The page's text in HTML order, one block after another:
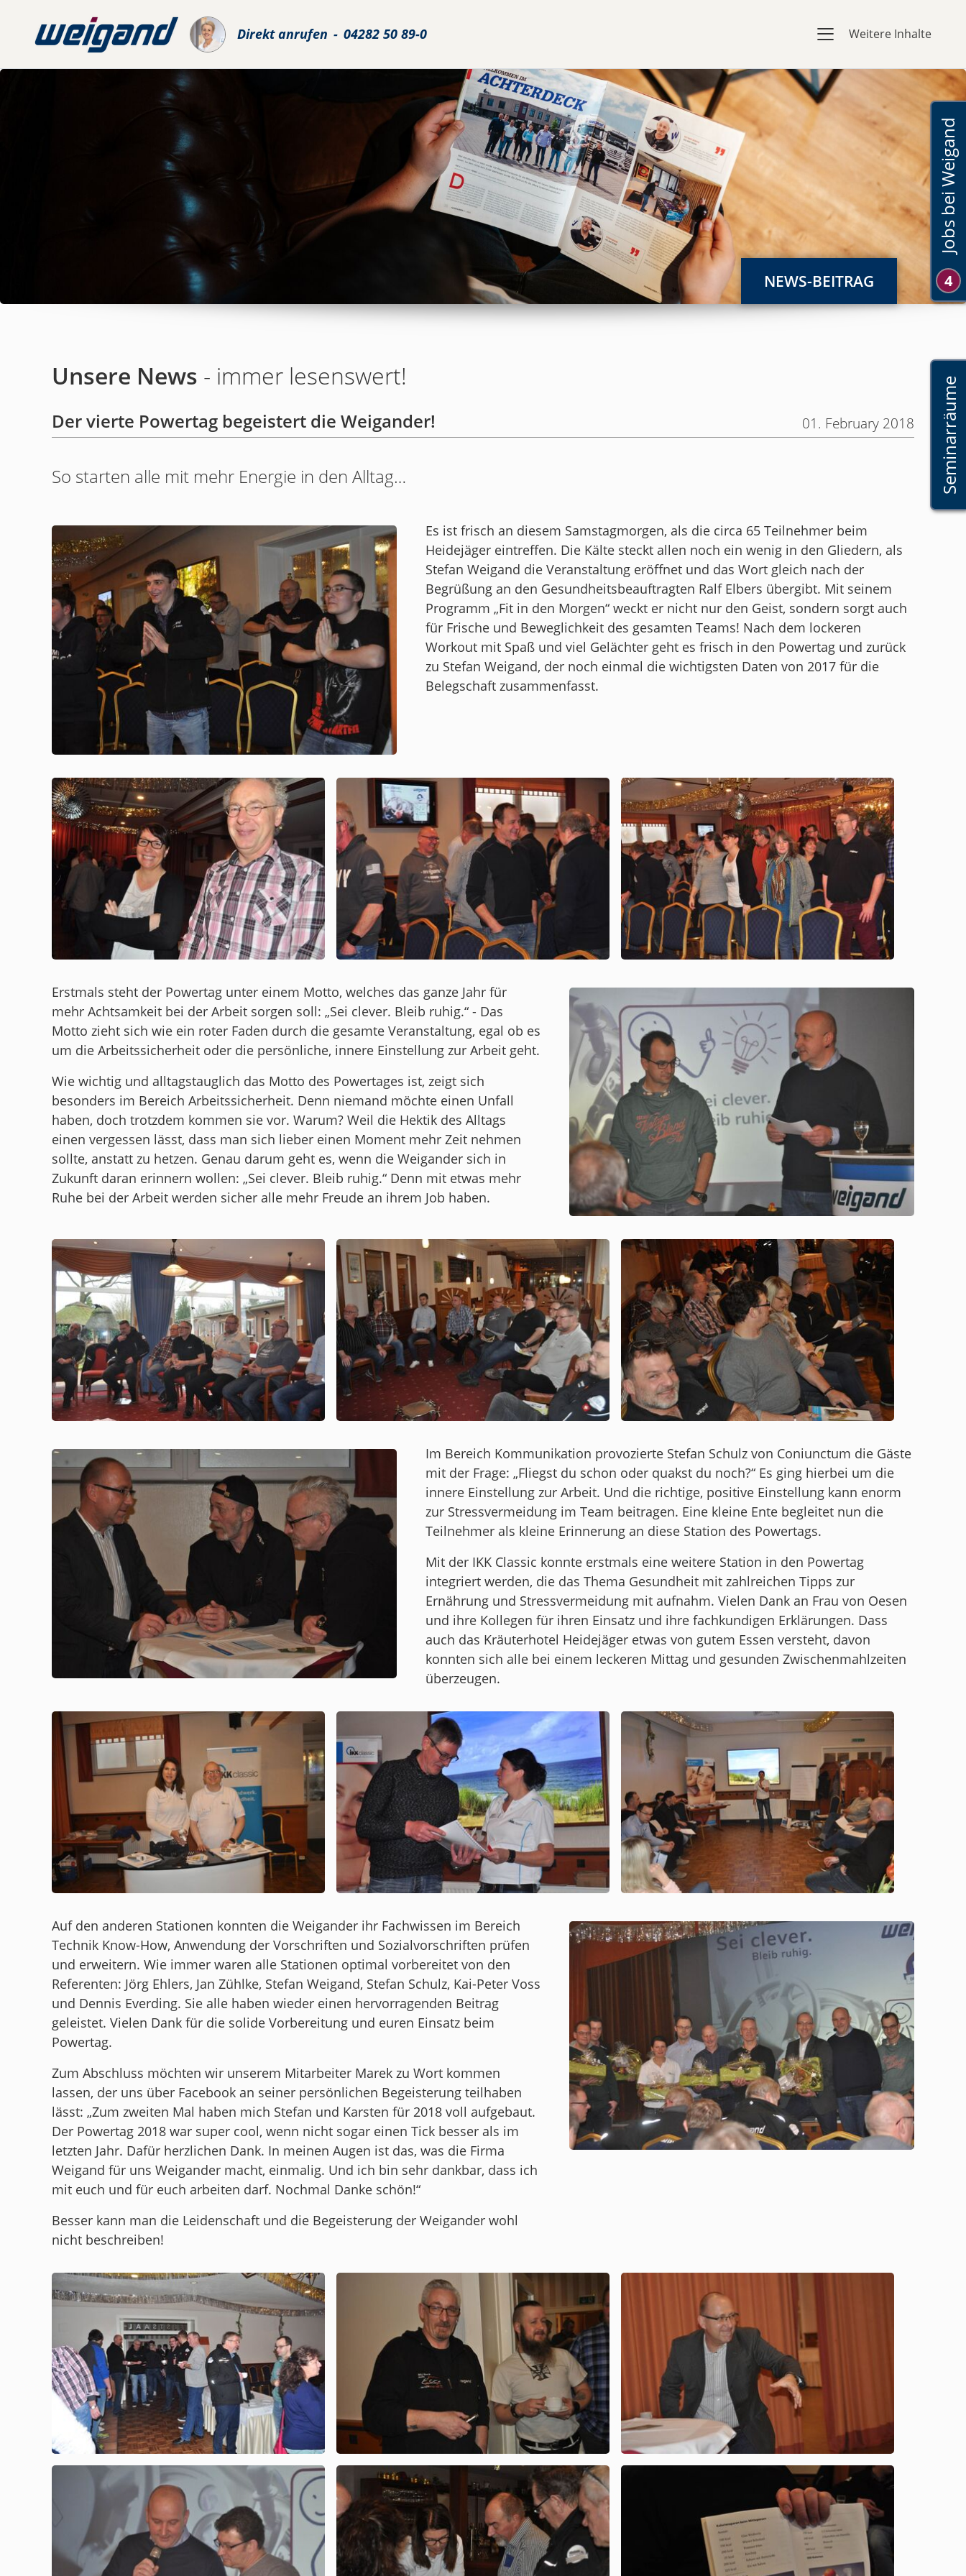
Direkt anrufen - 04282 50 89-0 Weitere Inhalte
NEWS-BEITRAG
Jobs bei Weigand
4
Seminarräume
Unsere News - immer lesenswert!
Der vierte Powertag begeistert die Weigander! 01. February 2018
So starten alle mit mehr Energie in den Alltag…
Es ist frisch an diesem Samstagmorgen, als die circa 65 Teilnehmer beim
Heidejäger eintreffen. Die Kälte steckt allen noch ein wenig in den Gliedern, als
Stefan Weigand die Veranstaltung eröffnet und das Wort gleich nach der
Begrüßung an den Gesundheitsbeauftragten Ralf Elbers übergibt. Mit seinem
Programm „Fit in den Morgen“ weckt er nicht nur den Geist, sondern sorgt auch
für Frische und Beweglichkeit des gesamten Teams! Nach dem lockeren
Workout mit Spaß und viel Gelächter geht es frisch in den Powertag und zurück
zu Stefan Weigand, der noch einmal die wichtigsten Daten von 2017 für die
Belegschaft zusammenfasst.
Erstmals steht der Powertag unter einem Motto, welches das ganze Jahr für
mehr Achtsamkeit bei der Arbeit sorgen soll: „Sei clever. Bleib ruhig.“ - Das
Motto zieht sich wie ein roter Faden durch die gesamte Veranstaltung, egal ob es
um die Arbeitssicherheit oder die persönliche, innere Einstellung zur Arbeit geht.
Wie wichtig und alltagstauglich das Motto des Powertages ist, zeigt sich
besonders im Bereich Arbeitssicherheit. Denn niemand möchte einen Unfall
haben, doch trotzdem kommen sie vor. Warum? Weil die Hektik des Alltags
einen vergessen lässt, dass man sich lieber einen Moment mehr Zeit nehmen
sollte, anstatt zu hetzen. Genau darum geht es, wenn die Weigander sich in
Zukunft daran erinnern wollen: „Sei clever. Bleib ruhig.“ Denn mit etwas mehr
Ruhe bei der Arbeit werden sicher alle mehr Freude an ihrem Job haben.
Im Bereich Kommunikation provozierte Stefan Schulz von Coniunctum die Gäste
mit der Frage: „Fliegst du schon oder quakst du noch?“ Es ging hierbei um die
innere Einstellung zur Arbeit. Und die richtige, positive Einstellung kann enorm
zur Stressvermeidung im Team beitragen. Eine kleine Ente begleitet nun die
Teilnehmer als kleine Erinnerung an diese Station des Powertags.
Mit der IKK Classic konnte erstmals eine weitere Station in den Powertag
integriert werden, die das Thema Gesundheit mit zahlreichen Tipps zur
Ernährung und Stressvermeidung mit aufnahm. Vielen Dank an Frau von Oesen
und ihre Kollegen für ihren Einsatz und ihre fachkundigen Erklärungen. Dass
auch das Kräuterhotel Heidejäger etwas von gutem Essen versteht, davon
konnten sich alle bei einem leckeren Mittag und gesunden Zwischenmahlzeiten
überzeugen.
Auf den anderen Stationen konnten die Weigander ihr Fachwissen im Bereich
Technik Know-How, Anwendung der Vorschriften und Sozialvorschriften prüfen
und erweitern. Wie immer waren alle Stationen optimal vorbereitet von den
Referenten: Jörg Ehlers, Jan Zühlke, Stefan Weigand, Stefan Schulz, Kai-Peter Voss
und Dennis Everding. Sie alle haben wieder einen hervorragenden Beitrag
geleistet. Vielen Dank für die solide Vorbereitung und euren Einsatz beim
Powertag.
Zum Abschluss möchten wir unserem Mitarbeiter Marek zu Wort kommen
lassen, der uns über Facebook an seiner persönlichen Begeisterung teilhaben
lässt: „Zum zweiten Mal haben mich Stefan und Karsten für 2018 voll aufgebaut.
Der Powertag 2018 war super cool, wenn nicht sogar einen Tick besser als im
letzten Jahr. Dafür herzlichen Dank. In meinen Augen ist das, was die Firma
Weigand für uns Weigander macht, einmalig. Und ich bin sehr dankbar, dass ich
mit euch und für euch arbeiten darf. Nochmal Danke schön!“
Besser kann man die Leidenschaft und die Begeisterung der Weigander wohl
nicht beschreiben!